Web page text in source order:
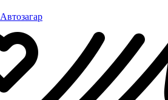
Автозагар